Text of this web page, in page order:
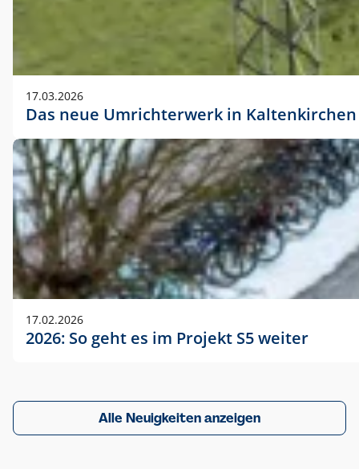
17.03.2026
Das neue Umrichterwerk in Kaltenkirchen
17.02.2026
2026: So geht es im Projekt S5 weiter
Alle Neuigkeiten anzeigen